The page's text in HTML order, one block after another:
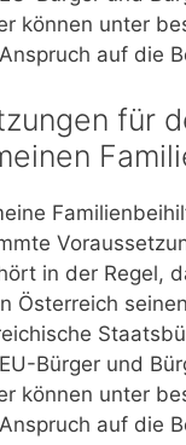
können unter
auf die
für
in der Regel,
Österreich
Bürger und
können unter
auf die